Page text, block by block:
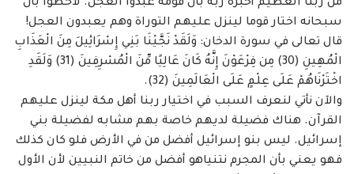
من ربنا العظيم أخبره ربه بأن قومه عبدوا ‏العجل. لاحظوا بأن
سبحانه اختار قوما لينزل عليهم التوراة وهم يعبدون العجل!
قال تعالى في ‏سورة الدخان: وَلَقَدْ نَجَّيْنَا بَنِي إِسْرَائِيلَ مِنَ الْعَذَابِ
الْمُهِينِ (30) مِن فِرْعَوْنَ إِنَّهُ كَانَ عَالِيًا مِّنَ الْمُسْرِفِينَ ‏‏(31) وَلَقَدِ
اخْتَرْنَاهُمْ عَلَى عِلْمٍ عَلَى الْعَالَمِينَ (32). ‏
والآن نأتي لنعرف السبب في اختيار ربنا أهل مكة لينزل عليهم
القرآن. هناك فضيلة لديهم ‏خاصة بهم مشابه لفضيلة بني
إسرائيل. ليس بنو إسرائيل أفضل من في الأرض فلو كان كذلك
فهو ‏يعني بأن المجرم نتنياهو أفضل من خاتم النبيين لأن الأول